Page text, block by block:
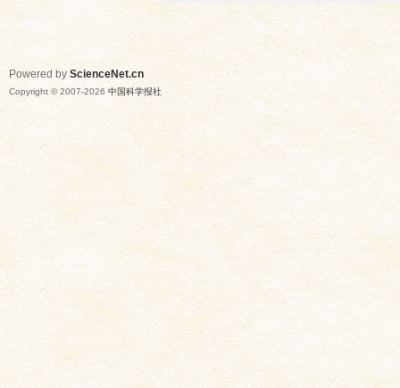
Powered by ScienceNet.cn
Copyright © 2007-2026 中国科学报社